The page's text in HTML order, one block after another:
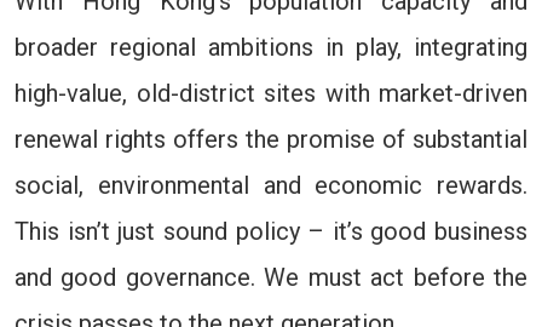
broader regional ambitions in play, integrating
high-value, old-district sites with market-driven
renewal rights offers the promise of substantial
social, environmental and economic rewards.
This isn’t just sound policy – it’s good business
and good governance. We must act before the